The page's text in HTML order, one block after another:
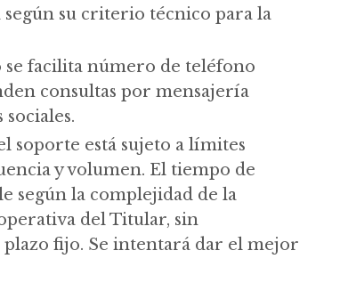
su criterio técnico para la
se facilita número de teléfono
consultas por mensajería
soporte está sujeto a límites
y volumen. El tiempo de
según la complejidad de la
del Titular, sin
fijo. Se intentará dar el mejor